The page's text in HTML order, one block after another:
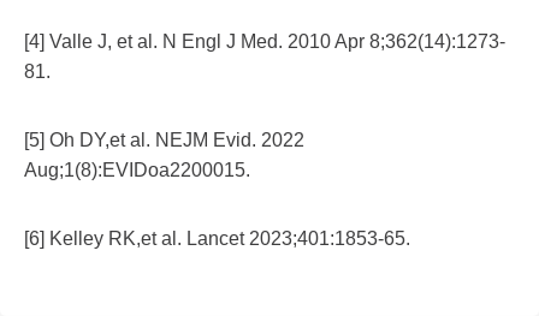
[4] Valle J, et al. N Engl J Med. 2010 Apr 8;362(14):1273-
81.
[5] Oh DY,et al. NEJM Evid. 2022
Aug;1(8):EVIDoa2200015.
[6] Kelley RK,et al. Lancet 2023;401:1853-65.